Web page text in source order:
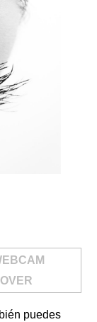
puedes